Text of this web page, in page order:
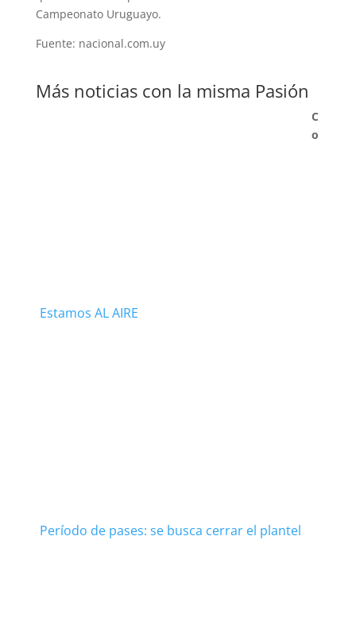
Campeonato Uruguayo.
Fuente: nacional.com.uy
Más noticias con la misma Pasión
Estamos AL AIRE
Período de pases: se busca cerrar el plantel
C
o